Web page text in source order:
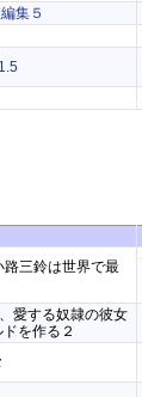
集５
三鈴は世界で最
愛する奴隷の彼女
を作る２